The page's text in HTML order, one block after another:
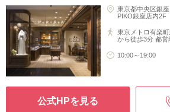
東京都中央区銀
PIKO銀座店内2F
東京メトロ有楽
から徒歩3分 都
10:00～19:00
公式HPを見る